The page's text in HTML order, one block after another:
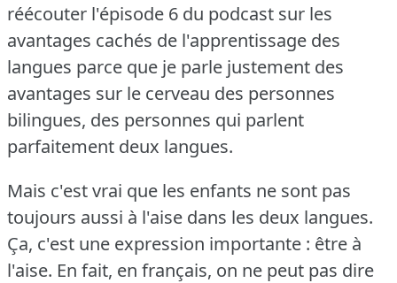
réécouter l'épisode 6 du podcast sur les
avantages cachés de l'apprentissage des
langues parce que je parle justement des
avantages sur le cerveau des personnes
bilingues, des personnes qui parlent
parfaitement deux langues.
Mais c'est vrai que les enfants ne sont pas
toujours aussi à l'aise dans les deux langues.
Ça, c'est une expression importante : être à
l'aise. En fait, en français, on ne peut pas dire